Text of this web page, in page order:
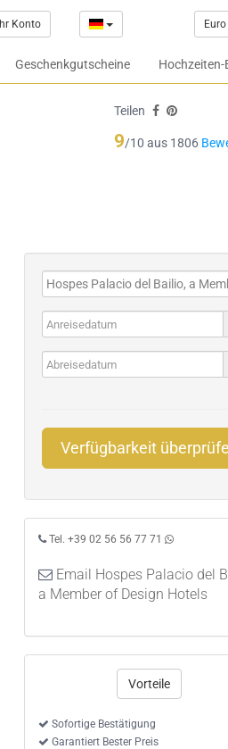
Ihr Konto
Geschenkgutscheine Hochzeiten-
Teilen
9/10 aus 1806
Verfügbarkeit
Tel. +39 02 56 56 77 71
Email Hospes Palacio del
a Member of Design Hotels
Vorteile
Sofortige Bestätigung
Garantiert Bester Preis